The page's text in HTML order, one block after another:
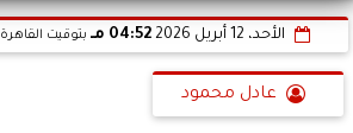
الأحد، 12 أبريل 2026 04:52 مـ بتوقيت القاهرة
عادل محمود